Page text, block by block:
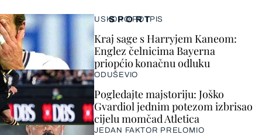
SPORT
USKORO POTPIS
Kraj sage s Harryjem Kaneom:
Englez čelnicima Bayerna
priopćio konačnu odluku
ODUŠEVIO
Pogledajte majstoriju: Joško
Gvardiol jednim potezom izbrisao
cijelu momčad Atletica
JEDAN FAKTOR PRELOMIO